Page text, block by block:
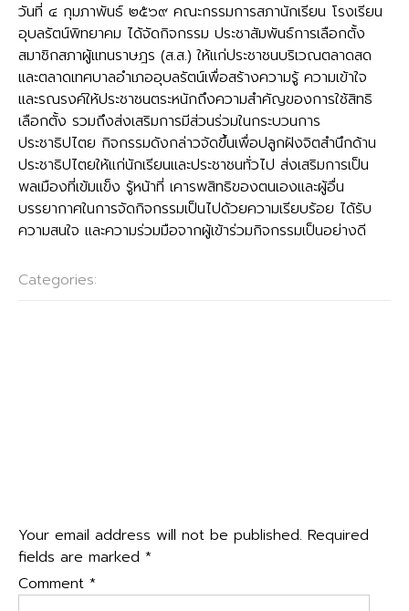
วันที่ ๔ กุมภาพันธ์ ๒๕๖๙ คณะกรรมการสภานักเรียน โรงเรียน
อุบลรัตน์พิทยาคม ได้จัดกิจกรรม ประชาสัมพันธ์การเลือกตั้ง
สมาชิกสภาผู้แทนราษฎร (ส.ส.) ให้แก่ประชาชนบริเวณตลาดสด
และตลาดเทศบาลอำเภออุบลรัตน์เพื่อสร้างความรู้ ความเข้าใจ
และรณรงค์ให้ประชาชนตระหนักถึงความสำคัญของการใช้สิทธิ
เลือกตั้ง รวมถึงส่งเสริมการมีส่วนร่วมในกระบวนการ
ประชาธิปไตย กิจกรรมดังกล่าวจัดขึ้นเพื่อปลูกฝังจิตสำนึกด้าน
ประชาธิปไตยให้แก่นักเรียนและประชาชนทั่วไป ส่งเสริมการเป็น
พลเมืองที่เข้มแข็ง รู้หน้าที่ เคารพสิทธิของตนเองและผู้อื่น
บรรยากาศในการจัดกิจกรรมเป็นไปด้วยความเรียบร้อย ได้รับ
ความสนใจ และความร่วมมือจากผู้เข้าร่วมกิจกรรมเป็นอย่างดี
Categories:
Your email address will not be published. Required
fields are marked *
Comment *